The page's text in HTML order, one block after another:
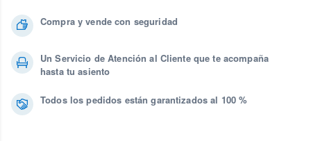
Compra y vende con seguridad
Un Servicio de Atención al Cliente que te acompaña
hasta tu asiento
Todos los pedidos están garantizados al 100 %